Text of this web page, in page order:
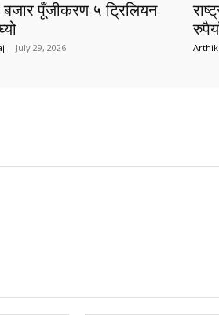
बजार पूँजीकरण ५ ट्रिलियन
- July 29, 2026 Arthik